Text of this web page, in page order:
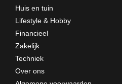
Huis en tuin
Lifestyle & Hobby
Financieel
Zakelijk
Techniek
Over ons